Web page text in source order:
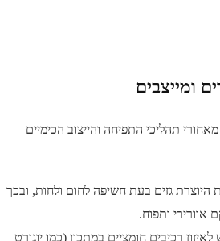
ומייצבים
תהליכי התפיחה והייצוב הכימיים
היוצרת גזים בעת חשיפה לחום ולחות, ובכך
אוורירי ותפוח.
רכיבים חומציים במתכון (כמו יוגורט